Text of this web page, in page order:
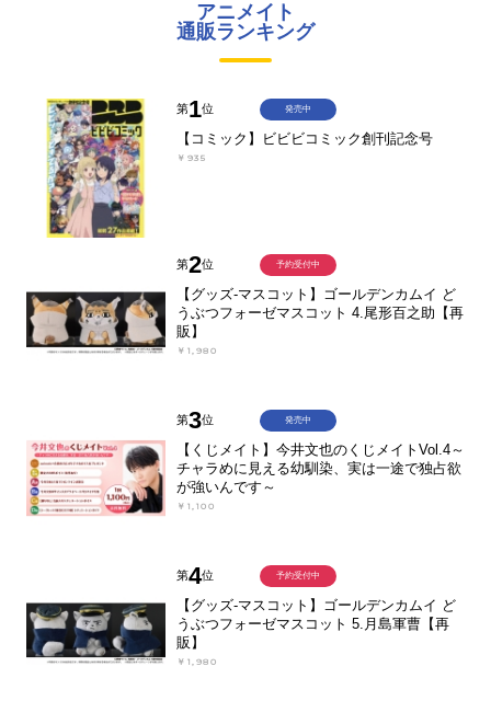
アニメイト
通販ランキング
第1位
【コミック】ビビビコミック創刊記念号
￥935
発売中
第2位
【グッズ-マスコット】ゴールデンカムイ ど
うぶつフォーゼマスコット 4.尾形百之助【再
販】
￥1,980
予約受付中
第3位
【くじメイト】今井文也のくじメイトVol.4～
チャラめに見える幼馴染、実は一途で独占欲
が強いんです～
￥1,100
発売中
第4位
【グッズ-マスコット】ゴールデンカムイ ど
うぶつフォーゼマスコット 5.月島軍曹【再
販】
￥1,980
予約受付中